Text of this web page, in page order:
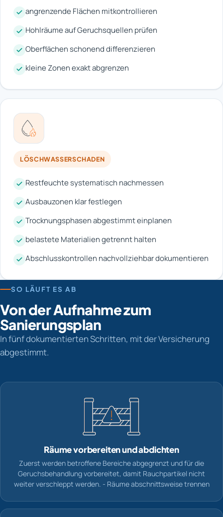
angrenzende Flächen mitkontrollieren
Hohlräume auf Geruchsquellen prüfen
Oberflächen schonend differenzieren
kleine Zonen exakt abgrenzen
LÖSCHWASSERSCHADEN
Restfeuchte systematisch nachmessen
Ausbauzonen klar festlegen
Trocknungsphasen abgestimmt einplanen
belastete Materialien getrennt halten
Abschlusskontrollen nachvollziehbar dokumentieren
SO LÄUFT ES AB
Von der Aufnahme zum
Sanierungsplan
In fünf dokumentierten Schritten, mit der Versicherung
abgestimmt.
Räume vorbereiten und abdichten
Zuerst werden betroffene Bereiche abgegrenzt und für die
Geruchsbehandlung vorbereitet, damit Rauchpartikel nicht
weiter verschleppt werden. - Räume abschnittsweise trennen